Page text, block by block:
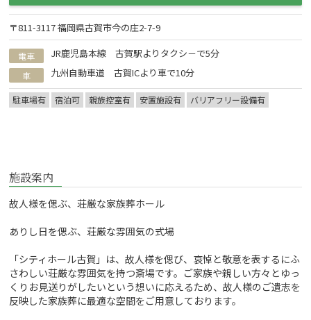
〒811-3117 福岡県古賀市今の庄2-7-9
電車 JR鹿児島本線 古賀駅よりタクシ－で5分
車 九州自動車道 古賀ICより車で10分
駐車場有 宿泊可 親族控室有 安置施設有 バリアフリー設備有
施設案内
故人様を偲ぶ、荘厳な家族葬ホール
ありし日を偲ぶ、荘厳な雰囲気の式場
「シティホール古賀」は、故人様を偲び、哀悼と敬意を表するにふ
さわしい荘厳な雰囲気を持つ斎場です。ご家族や親しい方々とゆっ
くりお見送りがしたいという想いに応えるため、故人様のご遺志を
反映した家族葬に最適な空間をご用意しております。